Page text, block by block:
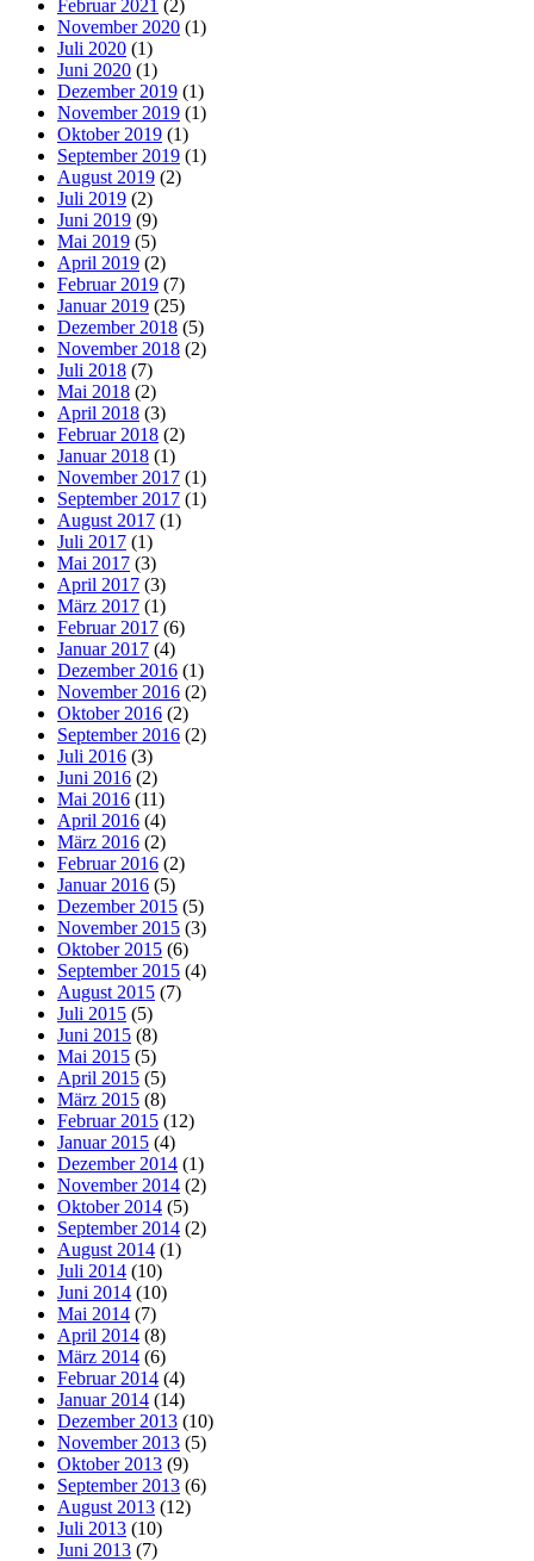
Februar 2021 (2)
November 2020 (1)
Juli 2020 (1)
Juni 2020 (1)
Dezember 2019 (1)
November 2019 (1)
Oktober 2019 (1)
September 2019 (1)
August 2019 (2)
Juli 2019 (2)
Juni 2019 (9)
Mai 2019 (5)
April 2019 (2)
Februar 2019 (7)
Januar 2019 (25)
Dezember 2018 (5)
November 2018 (2)
Juli 2018 (7)
Mai 2018 (2)
April 2018 (3)
Februar 2018 (2)
Januar 2018 (1)
November 2017 (1)
September 2017 (1)
August 2017 (1)
Juli 2017 (1)
Mai 2017 (3)
April 2017 (3)
März 2017 (1)
Februar 2017 (6)
Januar 2017 (4)
Dezember 2016 (1)
November 2016 (2)
Oktober 2016 (2)
September 2016 (2)
Juli 2016 (3)
Juni 2016 (2)
Mai 2016 (11)
April 2016 (4)
März 2016 (2)
Februar 2016 (2)
Januar 2016 (5)
Dezember 2015 (5)
November 2015 (3)
Oktober 2015 (6)
September 2015 (4)
August 2015 (7)
Juli 2015 (5)
Juni 2015 (8)
Mai 2015 (5)
April 2015 (5)
März 2015 (8)
Februar 2015 (12)
Januar 2015 (4)
Dezember 2014 (1)
November 2014 (2)
Oktober 2014 (5)
September 2014 (2)
August 2014 (1)
Juli 2014 (10)
Juni 2014 (10)
Mai 2014 (7)
April 2014 (8)
März 2014 (6)
Februar 2014 (4)
Januar 2014 (14)
Dezember 2013 (10)
November 2013 (5)
Oktober 2013 (9)
September 2013 (6)
August 2013 (12)
Juli 2013 (10)
Juni 2013 (7)